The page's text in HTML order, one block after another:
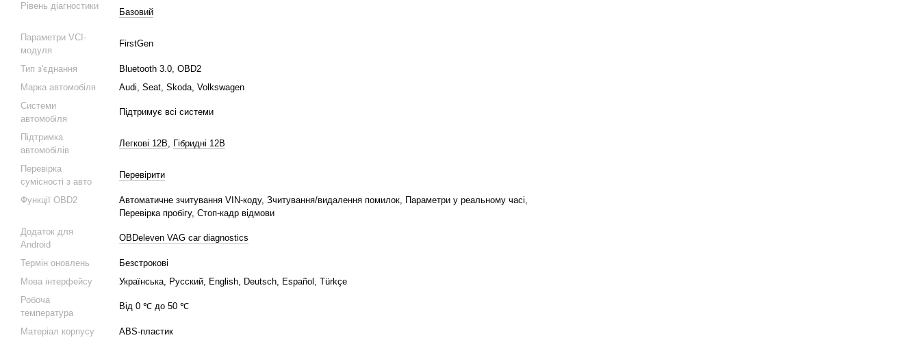
Рівень діагностики
Базовий
Параметри VCI-
модуля
FirstGen
Тип з'єднання
Bluetooth 3.0, OBD2
Марка автомобіля
Audi, Seat, Skoda, Volkswagen
Системи
автомобіля
Підтримує всі системи
Підтримка
автомобілів
Легкові 12В, Гібридні 12В
Перевірка
сумісності з авто
Перевірити
Функції OBD2
Автоматичне зчитування VIN-коду, Зчитування/видалення помилок, Параметри у реальному часі,
Перевірка пробігу, Стоп-кадр відмови
Додаток для
Android
OBDeleven VAG car diagnostics
Термін оновлень
Безстрокові
Мова інтерфейсу
Українська, Русский, English, Deutsch, Español, Türkçe
Робоча
температура
Від 0 ℃ до 50 ℃
Матеріал корпусу
ABS-пластик